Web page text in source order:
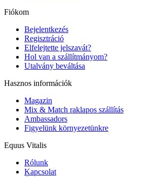
Fiókom
Bejelentkezés
Regisztráció
Elfelejtette jelszavát?
Hol van a szállítmányom?
Utalvány beváltása
Hasznos információk
Magazin
Mix & Match raklapos szállítás
Ambassadors
Figyelünk környezetünkre
Equus Vitalis
Rólunk
Kapcsolat